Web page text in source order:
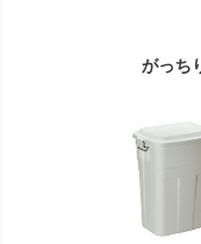
がっち